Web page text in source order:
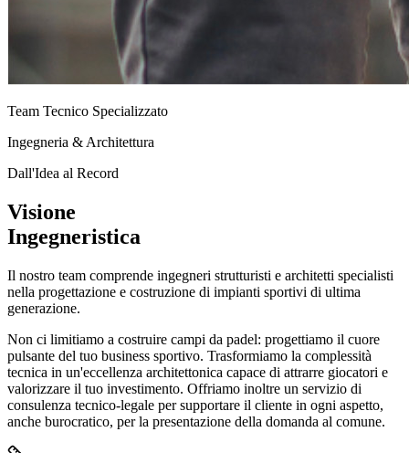
Team Tecnico Specializzato
Ingegneria & Architettura
Dall'Idea al Record
Visione
Ingegneristica
Il nostro team comprende ingegneri strutturisti e architetti specialisti
nella progettazione e costruzione di impianti sportivi di ultima
generazione.
Non ci limitiamo a costruire campi da padel: progettiamo il cuore
pulsante del tuo business sportivo. Trasformiamo la complessità
tecnica in un'eccellenza architettonica capace di attrarre giocatori e
valorizzare il tuo investimento. Offriamo inoltre un servizio di
consulenza tecnico-legale per supportare il cliente in ogni aspetto,
anche burocratico, per la presentazione della domanda al comune.